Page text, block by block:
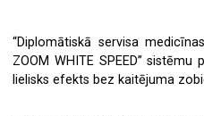
Ultrasonogrāfija
Ultrasonogrāfijas
“Diplomātiskā servisa
ZOOM WHITE SPEED”
lielisks efekts bez kaitējuma